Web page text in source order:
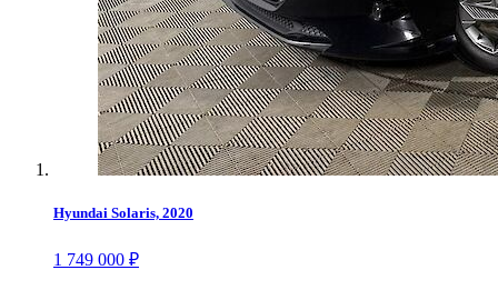
Hyundai Solaris, 2020
1 749 000 ₽